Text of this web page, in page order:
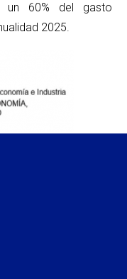
un 60% del gasto
2025.